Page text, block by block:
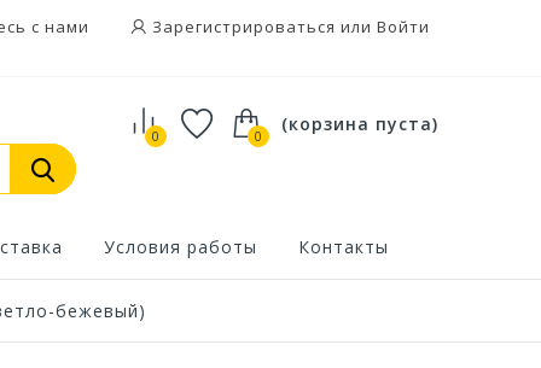
с нами Зарегистрироваться или Войти
0
(корзина пуста)
0
Условия работы Контакты
бежевый)